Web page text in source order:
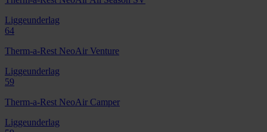
Liggeunderlag
64
Therm-a-Rest NeoAir Venture
Liggeunderlag
59
Therm-a-Rest NeoAir Camper
Liggeunderlag